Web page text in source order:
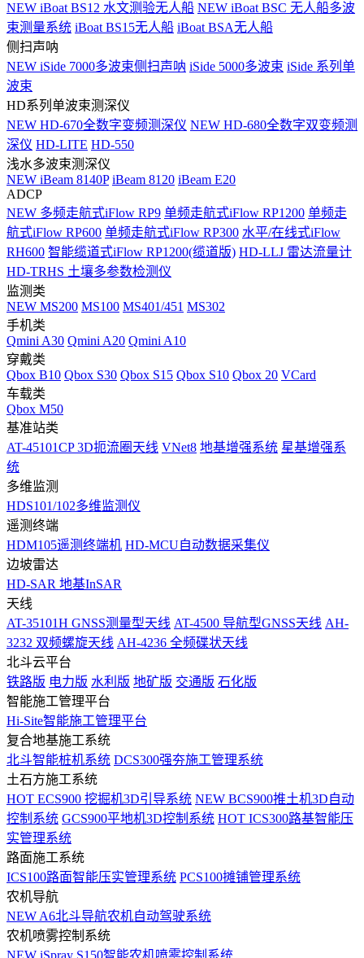
NEW iBoat BS12 水文测验无人船 NEW iBoat BSC 无人船多波
束测量系统 iBoat BS15无人船 iBoat BSA无人船
侧扫声呐
NEW iSide 7000多波束侧扫声呐 iSide 5000多波束 iSide 系列单
波束
HD系列单波束测深仪
NEW HD-670全数字变频测深仪 NEW HD-680全数字双变频测
深仪 HD-LITE HD-550
浅水多波束测深仪
NEW iBeam 8140P iBeam 8120 iBeam E20
ADCP
NEW 多频走航式iFlow RP9 单频走航式iFlow RP1200 单频走
航式iFlow RP600 单频走航式iFlow RP300 水平/在线式iFlow
RH600 智能缆道式iFlow RP1200(缆道版) HD-LLJ 雷达流量计
HD-TRHS 土壤多参数检测仪
监测类
NEW MS200 MS100 MS401/451 MS302
手机类
Qmini A30 Qmini A20 Qmini A10
穿戴类
Qbox B10 Qbox S30 Qbox S15 Qbox S10 Qbox 20 VCard
车载类
Qbox M50
基准站类
AT-45101CP 3D扼流圈天线 VNet8 地基增强系统 星基增强系
统
多维监测
HDS101/102多维监测仪
遥测终端
HDM105遥测终端机 HD-MCU自动数据采集仪
边坡雷达
HD-SAR 地基InSAR
天线
AT-35101H GNSS测量型天线 AT-4500 导航型GNSS天线 AH-
3232 双频螺旋天线 AH-4236 全频碟状天线
北斗云平台
铁路版 电力版 水利版 地矿版 交通版 石化版
智能施工管理平台
Hi-Site智能施工管理平台
复合地基施工系统
北斗智能桩机系统 DCS300强夯施工管理系统
土石方施工系统
HOT ECS900 挖掘机3D引导系统 NEW BCS900推土机3D自动
控制系统 GCS900平地机3D控制系统 HOT ICS300路基智能压
实管理系统
路面施工系统
ICS100路面智能压实管理系统 PCS100摊铺管理系统
农机导航
NEW A6北斗导航农机自动驾驶系统
农机喷雾控制系统
NEW iSpray S150智能农机喷雾控制系统